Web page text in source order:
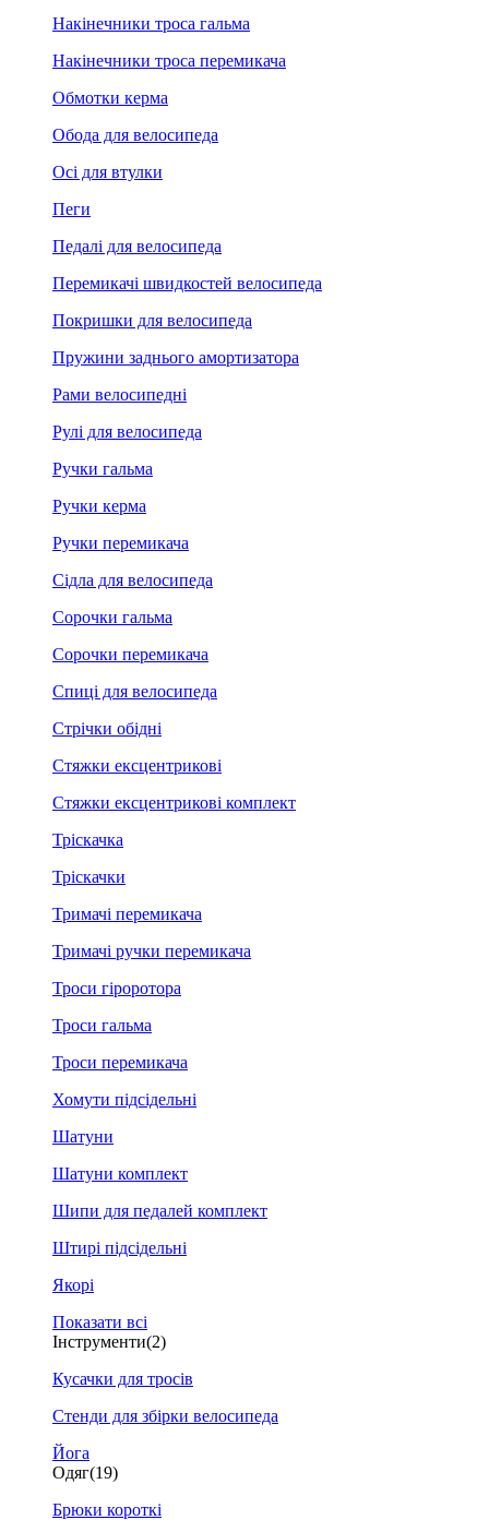
Накінечники троса гальма
Накінечники троса перемикача
Обмотки керма
Обода для велосипеда
Осі для втулки
Пеги
Педалі для велосипеда
Перемикачі швидкостей велосипеда
Покришки для велосипеда
Пружини заднього амортизатора
Рами велосипедні
Рулі для велосипеда
Ручки гальма
Ручки керма
Ручки перемикача
Сідла для велосипеда
Сорочки гальма
Сорочки перемикача
Спиці для велосипеда
Стрічки обідні
Стяжки ексцентрикові
Стяжки ексцентрикові комплект
Тріскачка
Тріскачки
Тримачі перемикача
Тримачі ручки перемикача
Троси гіроротора
Троси гальма
Троси перемикача
Хомути підсідельні
Шатуни
Шатуни комплект
Шипи для педалей комплект
Штирі підсідельні
Якорі
Показати всі
Інструменти(2)
Кусачки для тросів
Стенди для збірки велосипеда
Йога
Одяг(19)
Брюки короткі